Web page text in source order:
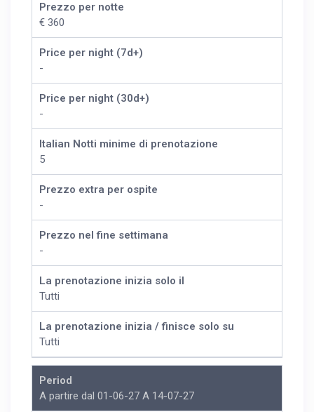
Prezzo per notte
€ 360
Price per night (7d+)
-
Price per night (30d+)
-
Italian Notti minime di prenotazione
5
Prezzo extra per ospite
-
Prezzo nel fine settimana
-
La prenotazione inizia solo il
Tutti
La prenotazione inizia / finisce solo su
Tutti
Period
A partire dal 01-06-27 A 14-07-27